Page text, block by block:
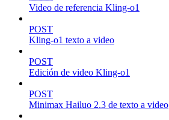
Video de referencia Kling-o1
POST
Kling-o1 texto a video
POST
Edición de video Kling-o1
POST
Minimax Hailuo 2.3 de texto a video